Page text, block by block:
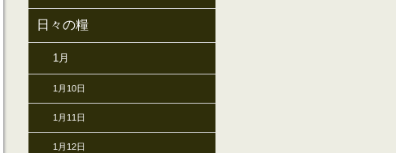
日々の糧
1月
1月10日
1月11日
1月12日